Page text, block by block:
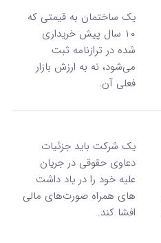
یک ساختمان به قیمتی که
۱۰ سال پیش خریداری
شده در ترازنامه ثبت
می‌شود، نه به ارزش بازار
فعلی آن.
یک شرکت باید جزئیات
دعاوی حقوقی در جریان
علیه خود را در یاد داشت‌
های همراه صورت‌های مالی
افشا کند.